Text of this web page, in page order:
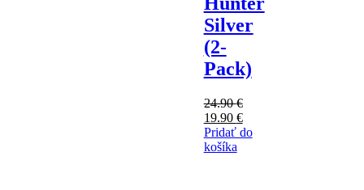
Silver
(2-
Pack)
24.90€
Pôvodná
cena
bola:
19.90 €Aktuálna
cena
Pridať do
košíka